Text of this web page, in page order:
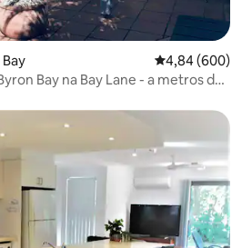
4,84 de uma
4,84 (600)
Bay na Bay Lane - a metros da